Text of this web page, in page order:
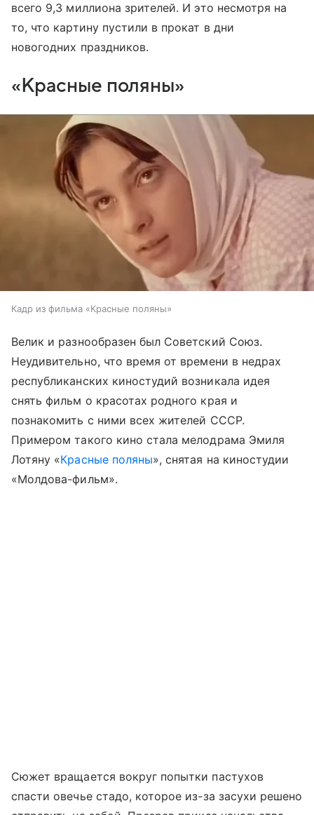
всего 9,3 миллиона зрителей. И это несмотря на
то, что картину пустили в прокат в дни
новогодних праздников.
«Красные поляны»
Кадр из фильма «Красные поляны»
Велик и разнообразен был Советский Союз.
Неудивительно, что время от времени в недрах
республиканских киностудий возникала идея
снять фильм о красотах родного края и
познакомить с ними всех жителей СССР.
Примером такого кино стала мелодрама Эмиля
Лотяну «Красные поляны», снятая на киностудии
«Молдова-фильм».
Сюжет вращается вокруг попытки пастухов
спасти овечье стадо, которое из-за засухи решено